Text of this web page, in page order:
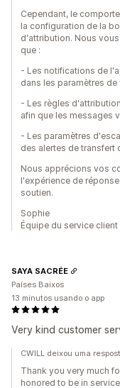
Cependant, le
la configuration de la
d'attribution. Nous
que :
- Les notifications de
dans les paramètres
- Les règles
afin que les messages
- Les paramètres
des alertes de transfert
Nous apprécions vos
l'expérience de
soutien.
Sophie
Équipe du service client
Very kind customer
SAYA SACRÉE
Países Baixos
13 minutos usando o app
CWILL deixou uma
Thank you very much
honored to be in